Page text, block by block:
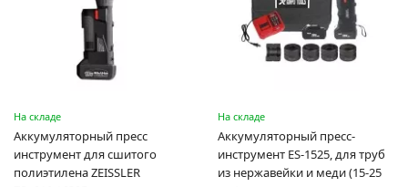
На складе
Аккумуляторный пресс
инструмент для сшитого
полиэтилена ZEISSLER
На складе
Аккумуляторный пресс-
инструмент ES-1525, для труб
из нержавейки и меди (15-25